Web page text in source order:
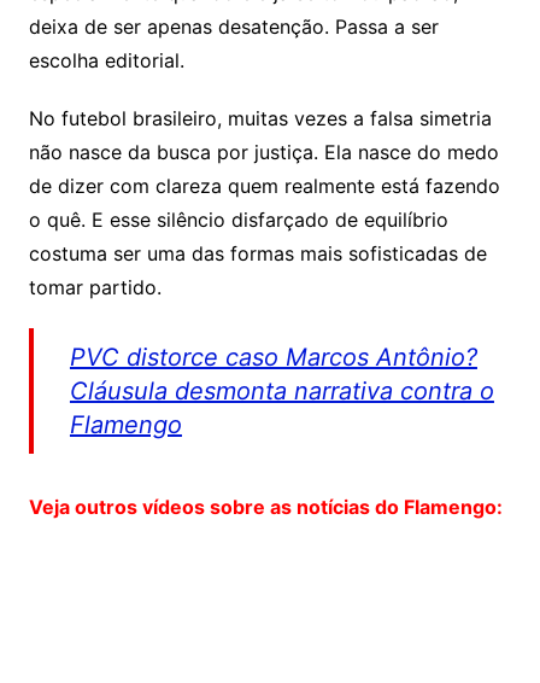
deixa de ser apenas desatenção. Passa a ser
escolha editorial.
No futebol brasileiro, muitas vezes a falsa simetria
não nasce da busca por justiça. Ela nasce do medo
de dizer com clareza quem realmente está fazendo
o quê. E esse silêncio disfarçado de equilíbrio
costuma ser uma das formas mais sofisticadas de
tomar partido.
PVC distorce caso Marcos Antônio?
Cláusula desmonta narrativa contra o
Flamengo
Veja outros vídeos sobre as notícias do Flamengo: